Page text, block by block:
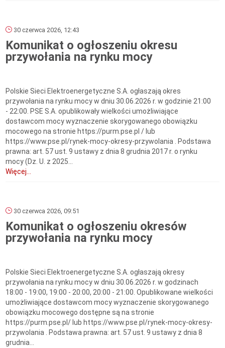
30 czerwca 2026, 12:43
Komunikat o ogłoszeniu okresu
przywołania na rynku mocy
Polskie Sieci Elektroenergetyczne S.A. ogłaszają okres
przywołania na rynku mocy w dniu 30.06.2026 r. w godzinie 21:00
- 22:00. PSE S.A. opublikowały wielkości umożliwiające
dostawcom mocy wyznaczenie skorygowanego obowiązku
mocowego na stronie https://purm.pse.pl / lub
https://www.pse.pl/rynek-mocy-okresy-przywolania . Podstawa
prawna: art. 57 ust. 9 ustawy z dnia 8 grudnia 2017 r. o rynku
mocy (Dz. U. z 2025...
Więcej...
30 czerwca 2026, 09:51
Komunikat o ogłoszeniu okresów
przywołania na rynku mocy
Polskie Sieci Elektroenergetyczne S.A. ogłaszają okresy
przywołania na rynku mocy w dniu 30.06.2026 r. w godzinach
18:00 - 19:00, 19:00 - 20:00, 20:00 - 21:00. Opublikowane wielkości
umożliwiające dostawcom mocy wyznaczenie skorygowanego
obowiązku mocowego dostępne są na stronie
https://purm.pse.pl/ lub https://www.pse.pl/rynek-mocy-okresy-
przywolania . Podstawa prawna: art. 57 ust. 9 ustawy z dnia 8
grudnia...